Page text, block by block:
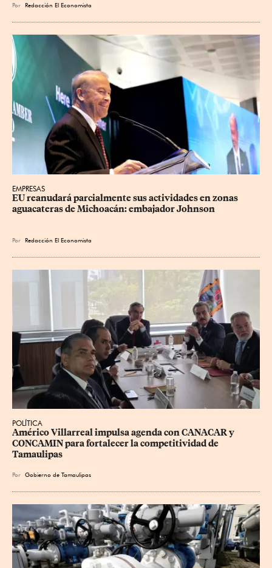
Por Redacción El Economista
EMPRESAS
EU reanudará parcialmente sus actividades en zonas
aguacateras de Michoacán: embajador Johnson
Por Redacción El Economista
POLÍTICA
Américo Villarreal impulsa agenda con CANACAR y
CONCAMIN para fortalecer la competitividad de
Tamaulipas
Por Gobierno de Tamaulipas